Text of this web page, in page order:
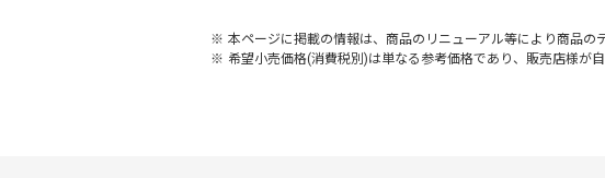
※ 本ページに掲載の情報は、商品のリニューアル等により商品の
※ 希望小売価格(消費税別)は単なる参考価格であり、販売店様が